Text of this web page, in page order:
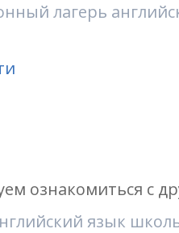
лагерь
ознакомиться с
язык